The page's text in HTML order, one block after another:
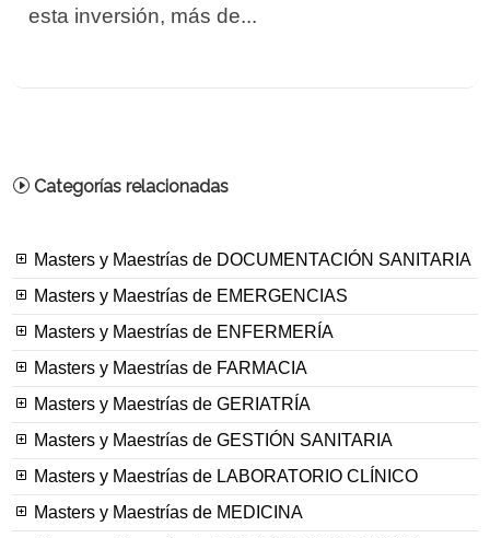
esta inversión, más de...
Categorías relacionadas
Masters y Maestrías de DOCUMENTACIÓN SANITARIA
Masters y Maestrías de EMERGENCIAS
Masters y Maestrías de ENFERMERÍA
Masters y Maestrías de FARMACIA
Masters y Maestrías de GERIATRÍA
Masters y Maestrías de GESTIÓN SANITARIA
Masters y Maestrías de LABORATORIO CLÍNICO
Masters y Maestrías de MEDICINA